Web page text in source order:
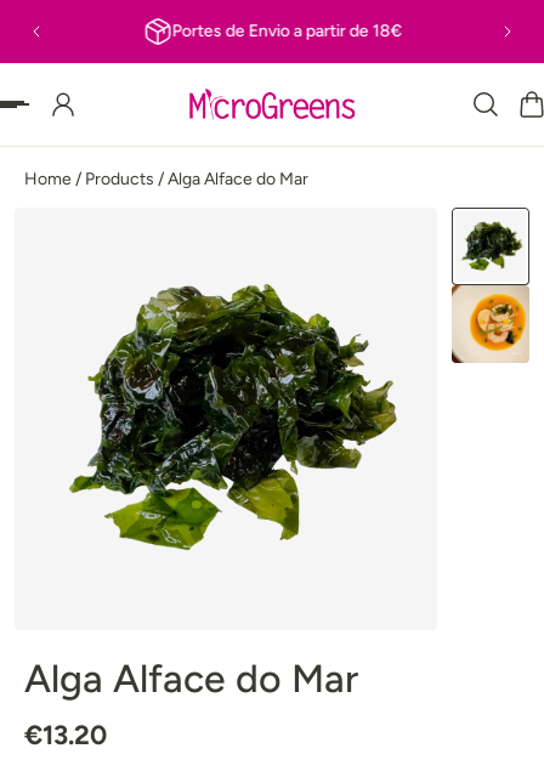
PARA O TEXTO Portes de Envio a partir de 18€
Home/ Products /Alga Alface do Mar
Alga Alface do Mar
€13.20